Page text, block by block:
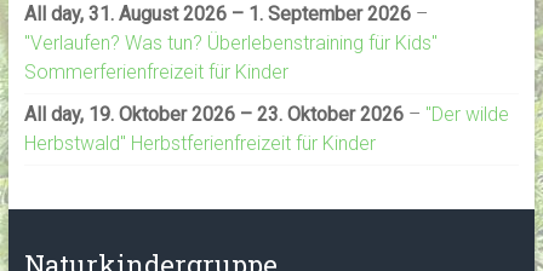
All day, 31. August 2026 – 1. September 2026–
"Verlaufen? Was tun? Überlebenstraining für Kids"
Sommerferienfreizeit für Kinder
All day, 19. Oktober 2026 – 23. Oktober 2026– "Der wilde
Herbstwald" Herbstferienfreizeit für Kinder
Naturkindergruppe